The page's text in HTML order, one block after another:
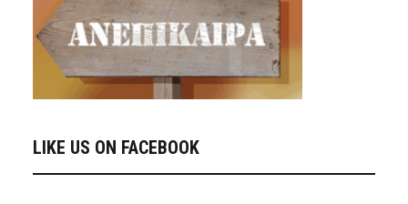
LIKE US ON FACEBOOK